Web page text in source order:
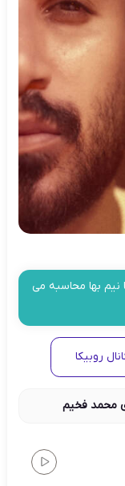
نیم بها محاسبه می
روبیکا
محمد فخیم